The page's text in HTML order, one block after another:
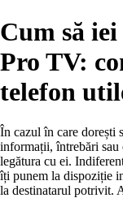
Cum să
Pro TV:
telefon
În cazul în care dorești
informații, întrebări sau
legătura cu ei.
îți punem la dispoziție
la destinatarul potrivit.